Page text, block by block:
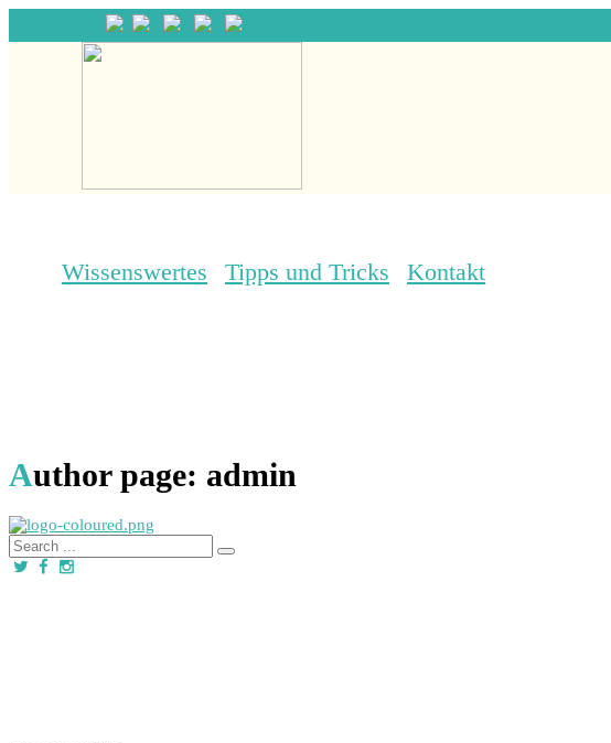
Wissenswertes Tipps und Tricks Kontakt
Author page: admin